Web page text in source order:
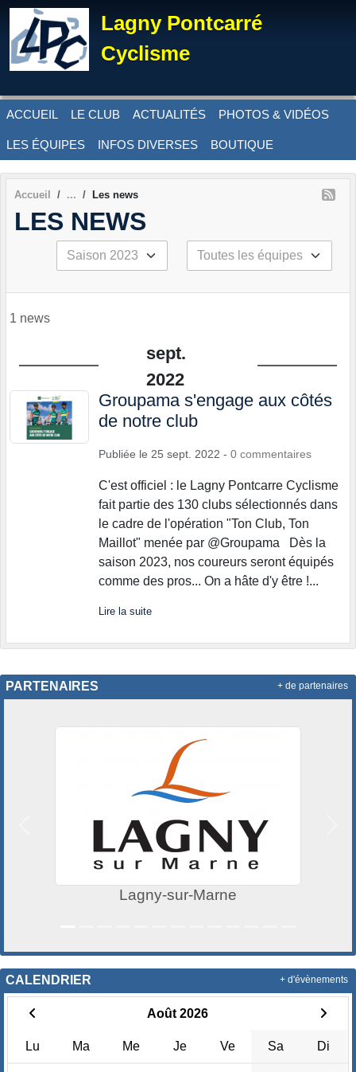
Lagny Pontcarré
Cyclisme
ACCUEIL LE CLUB ACTUALITÉS PHOTOS & VIDÉOS
LES ÉQUIPES INFOS DIVERSES BOUTIQUE
Accueil Les news
LES NEWS
1 news
sept.
2022
Groupama s'engage aux côtés
de notre club
Publiée le 25 sept. 2022 - 0 commentaires
C'est officiel : le Lagny Pontcarre Cyclisme
fait partie des 130 clubs sélectionnés dans
le cadre de l'opération "Ton Club, Ton
Maillot" menée par @Groupama Dès la
saison 2023, nos coureurs seront équipés
comme des pros... On a hâte d'y être !...
Lire la suite
PARTENAIRES
Lagny-sur-Marne
+ de partenaires
CALENDRIER
Août 2026
Lu Ma Me Je Ve Sa Di
+ d'évènements
Panneau de gestion des cookies